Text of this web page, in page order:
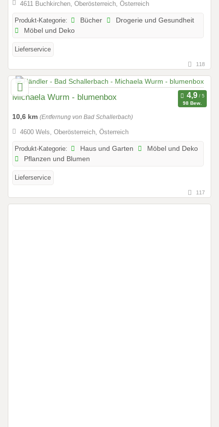
4611 Buchkirchen, Oberösterreich, Österreich
Produkt-Kategorie: Bücher
Drogerie und Gesundheit
Möbel und Deko
Lieferservice
118
Michaela Wurm - blumenbox
98 Bew.
10,6 km (Entfernung von Bad Schallerbach)
4600 Wels, Oberösterreich, Österreich
Produkt-Kategorie: Haus und Garten
Möbel und Deko
Pflanzen und Blumen
Lieferservice
117